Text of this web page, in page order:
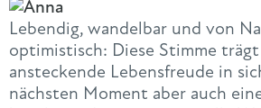
Lebendig, wandelbar und von
optimistisch: Diese Stimme
ansteckende Lebensfreude in
nächsten Moment aber auch